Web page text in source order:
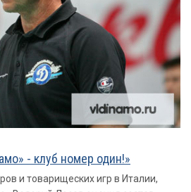
- клуб номер один!»
и товарищеских игр в Италии,